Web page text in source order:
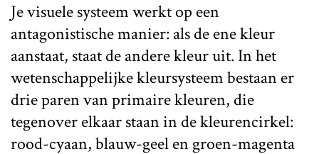
Je visuele systeem werkt op een
antagonistische manier: als de ene kleur
aanstaat, staat de andere kleur uit. In het
wetenschappelijke kleursysteem bestaan er
drie paren van primaire kleuren, die
tegenover elkaar staan in de kleurencirkel:
rood-cyaan, blauw-geel en groen-magenta